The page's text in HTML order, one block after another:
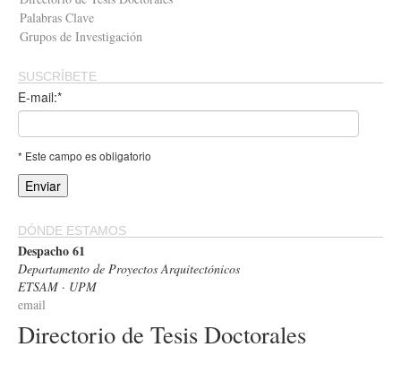
Palabras Clave
Grupos de Investigación
SUSCRÍBETE
E-mail:*
* Este campo es obligatorio
DÓNDE ESTAMOS
Despacho 61
Departamento de Proyectos Arquitectónicos
ETSAM · UPM
email
Directorio de Tesis Doctorales